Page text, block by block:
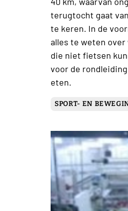
terugtocht gaat
te keren. In de
alles te weten
die niet fietsen
voor de
eten.
SPORT- EN